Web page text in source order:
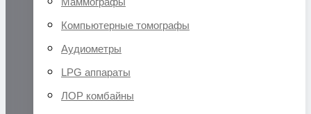
Компьютерные томографы
Аудиометры
LPG аппараты
ЛОР комбайны